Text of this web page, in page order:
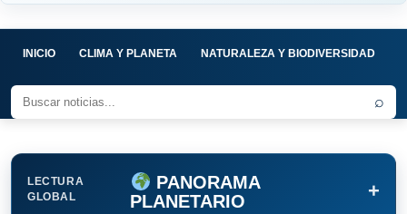
INICIO CLIMA Y PLANETA NATURALEZA Y BIODIVERSIDAD
⌕
LECTURA
GLOBAL
PANORAMA
PLANETARIO
+